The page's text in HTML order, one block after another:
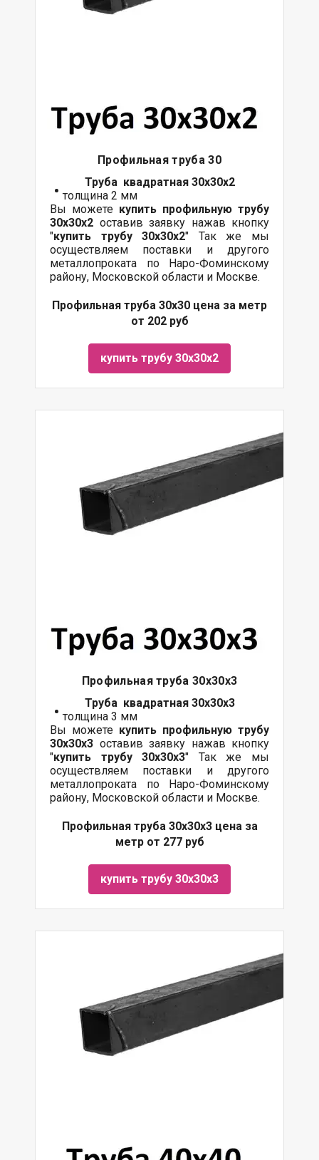
Профильная труба 30
Труба квадратная 30х30х2
толщина 2 мм
Вы можете купить профильную трубу
30х30х2 оставив заявку нажав кнопку
"купить трубу30х30х2" Так же мы
осуществляем поставки и другого
металлопроката по Наро-Фоминскому
району, Московской области и Москве.
Профильная труба 30х30 цена за метр
от 202 руб
купить трубу 30х30х2
Профильная труба 30х30х3
Труба квадратная 30х30х3
толщина 3 мм
Вы можете купить профильную трубу
30х30х3 оставив заявку нажав кнопку
"купить трубу30х30х3" Так же мы
осуществляем поставки и другого
металлопроката по Наро-Фоминскому
району, Московской области и Москве.
Профильная труба 30х30х3 цена за
метр от 277 руб
купить трубу 30х30х3